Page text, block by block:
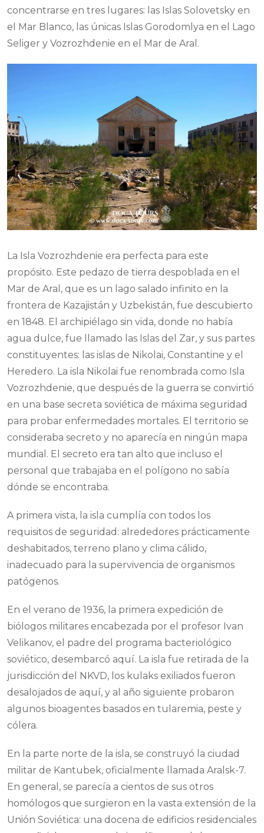
concentrarse en tres lugares: las Islas Solovetsky en
el Mar Blanco, las únicas Islas Gorodomlya en el Lago
Seliger y Vozrozhdenie en el Mar de Aral.
La Isla Vozrozhdenie era perfecta para este
propósito. Este pedazo de tierra despoblada en el
Mar de Aral, que es un lago salado infinito en la
frontera de Kazajistán y Uzbekistán, fue descubierto
en 1848. El archipiélago sin vida, donde no había
agua dulce, fue llamado las Islas del Zar, y sus partes
constituyentes: las islas de Nikolai, Constantine y el
Heredero. La isla Nikolai fue renombrada como Isla
Vozrozhdenie, que después de la guerra se convirtió
en una base secreta soviética de máxima seguridad
para probar enfermedades mortales. El territorio se
consideraba secreto y no aparecía en ningún mapa
mundial. El secreto era tan alto que incluso el
personal que trabajaba en el polígono no sabía
dónde se encontraba.
A primera vista, la isla cumplía con todos los
requisitos de seguridad: alrededores prácticamente
deshabitados, terreno plano y clima cálido,
inadecuado para la supervivencia de organismos
patógenos.
En el verano de 1936, la primera expedición de
biólogos militares encabezada por el profesor Ivan
Velikanov, el padre del programa bacteriológico
soviético, desembarcó aquí. La isla fue retirada de la
jurisdicción del NKVD, los kulaks exiliados fueron
desalojados de aquí, y al año siguiente probaron
algunos bioagentes basados en tularemia, peste y
cólera.
En la parte norte de la isla, se construyó la ciudad
militar de Kantubek, oficialmente llamada Aralsk-7.
En general, se parecía a cientos de sus otros
homólogos que surgieron en la vasta extensión de la
Unión Soviética: una docena de edificios residenciales